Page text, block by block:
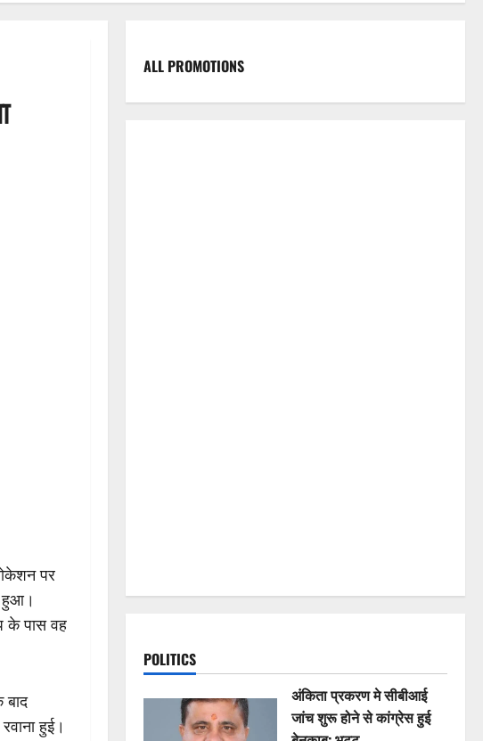
पर
हुआ।
के पास वह
हुई।
ALL PROMOTIONS
POLITICS
अंकिता प्रकरण मे सीबीआई
जांच शुरू होने से कांग्रेस हुई